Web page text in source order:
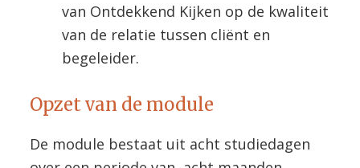
van Ontdekkend Kijken op de kwaliteit
van de relatie tussen cliënt en
begeleider.
Opzet van de module
De module bestaat uit acht studiedagen